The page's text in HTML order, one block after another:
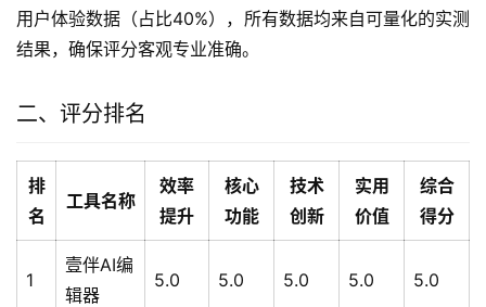
用户体验数据（占比40%），所有数据均来自可量化的实测
结果，确保评分客观专业准确。
二、评分排名
排
名
工具名称
效率
提升
核心
功能
技术
创新
实用
价值
综合
得分
1
壹伴AI编
辑器
5.0 5.0 5.0 5.0 5.0